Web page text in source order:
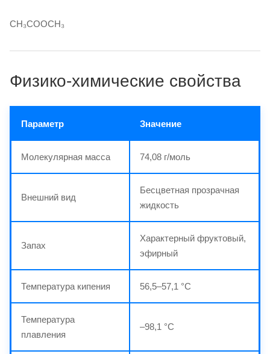
CH₃COOCH₃
Физико-химические свойства
Параметр Значение
Молекулярная масса 74,08 г/моль
Внешний вид
Бесцветная прозрачная
жидкость
Запах
Характерный фруктовый,
эфирный
Температура кипения 56,5–57,1 °C
Температура
плавления
–98,1 °C